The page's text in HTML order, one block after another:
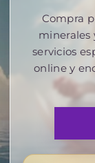
Compra
minerales
servicios
online y